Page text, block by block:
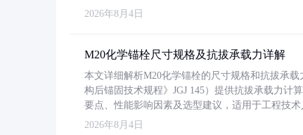
2026年8月4日
M20化学锚栓尺寸规格及抗拔承载力详解
本文详细解析M20化学锚栓的尺寸规格和抗拔承
构后锚固技术规程》JGJ 145）提供抗拔承载力计
要点、性能影响因素及选型建议，适用于工程技术
2026年8月4日